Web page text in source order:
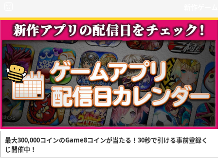
最大300,000コインのGame8コインが当たる！30秒で引ける事前登録く
じ開催中！